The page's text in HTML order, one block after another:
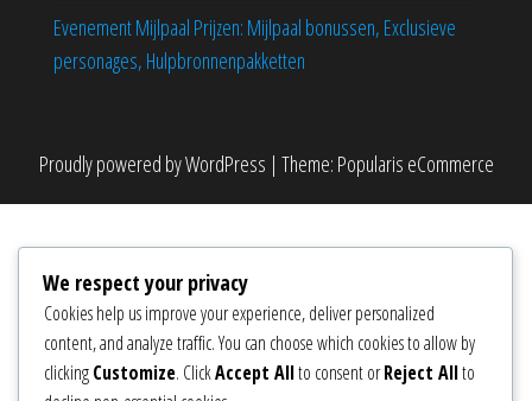
Evenement Mijlpaal Prijzen: Mijlpaal bonussen, Exclusieve
personages, Hulpbronnenpakketten
Proudly powered byWordPress | Theme: Popularis eCommerce
We respect your privacy
Cookies help us improve your experience, deliver personalized
content, and analyze traffic. You can choose which cookies to allow by
clickingCustomize. ClickAccept Allto consent orReject Allto